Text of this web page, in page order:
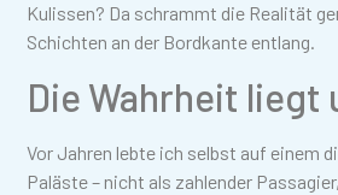
Kulissen? Da schrammt die Realität
Schichten an der Bordkante entlang.
Die Wahrheit liegt
Vor Jahren lebte ich selbst auf einem
Paläste – nicht als zahlender